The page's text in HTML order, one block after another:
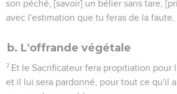
son péché, [savoir] un bélier sans tare,
avec l'estimation que tu feras de la faute.
b. L'offrande végétale
7 Et le Sacrificateur fera propitiation pour
et il lui sera pardonné, pour tout ce qu'il